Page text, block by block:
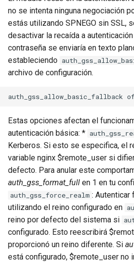
redis-util
redis
requests
rsa
scrypt
session
shell
no se intenta ninguna negociación
estás utilizando SPNEGO sin SSL,
desactivar la recaída a
contraseña se enviaría en texto
estableciendo
archivo de configuración.
Estas opciones afectan el
autenticación básica: *
Kerberos. Si esto se especifica, el
variable nginx $remote_user si
defecto. Para anular este
auth_gss_format_full en 1 en tu
auth_gss_force_realm : Autenticar
utilizando el reino configurado en
reino por defecto del sistema si
configurado. Esto reescribirá
proporcionó un reino diferente. Si
está configurado, $remote_user no